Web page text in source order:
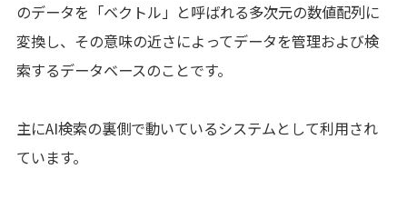
のデータを「ベクトル」と呼ばれる多次元の数値配列に
変換し、その意味の近さによってデータを管理および検
索するデータベースのことです。
主にAI検索の裏側で動いているシステムとして利用され
ています。